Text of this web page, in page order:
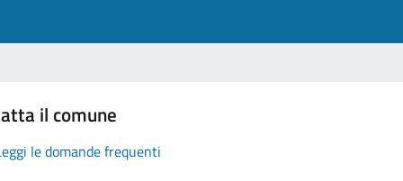
il comune
le domande frequenti